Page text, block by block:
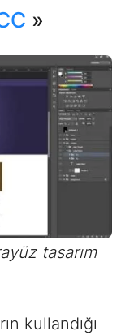
»
tasarım
kullandığı